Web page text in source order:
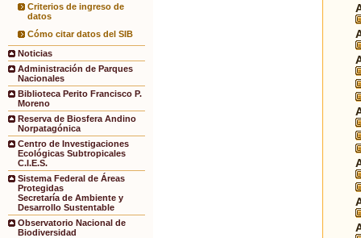
Criterios de ingreso de
datos
Cómo citar datos del SIB
Noticias
Administración de Parques
Nacionales
Biblioteca Perito Francisco P.
Moreno
Reserva de Biosfera Andino
Norpatagónica
Centro de Investigaciones
Ecológicas Subtropicales
C.I.E.S.
Sistema Federal de Áreas
Protegidas
Secretaría de Ambiente y
Desarrollo Sustentable
Observatorio Nacional de
Biodiversidad